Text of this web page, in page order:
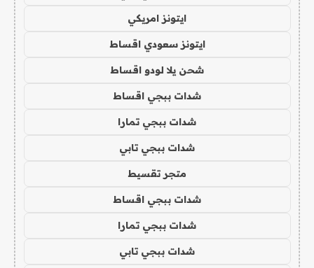
ايتونز امريكي
ايتونز سعودي اقساط
شحن يلا لودو اقساط
شدات ببجي اقساط
شدات ببجي تمارا
شدات ببجي تابي
متجر تقسيط
شدات ببجي اقساط
شدات ببجي تمارا
شدات ببجي تابي